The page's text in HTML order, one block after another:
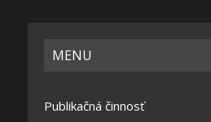
MENU
Publikačná činnosť